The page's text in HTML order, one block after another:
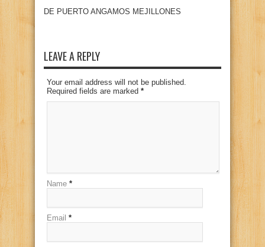
DE PUERTO ANGAMOS MEJILLONES
LEAVE A REPLY
Your email address will not be published.
Required fields are marked *
Name *
Email *